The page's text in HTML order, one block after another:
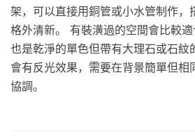
架，可以直接用銅管或小水管制作，
格外清新。 有裝潢過的空間會比較
也是乾淨的單色但帶有大理石或石紋
會有反光效果，需要在背景簡單但相
協調。